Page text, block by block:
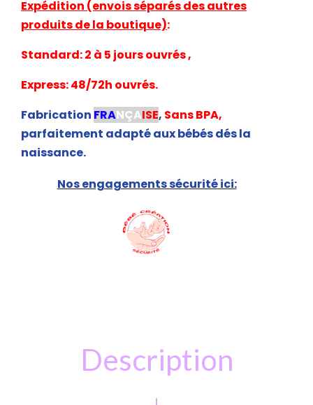
Expédition (envois séparés des autres
produits de la boutique):
Standard: 2 à 5 jours ouvrés ,
Express: 48/72h ouvrés.
Fabrication FRANÇAISE, Sans BPA,
parfaitement adapté aux bébés dés la
naissance.
Nos engagements sécurité ici:
Description